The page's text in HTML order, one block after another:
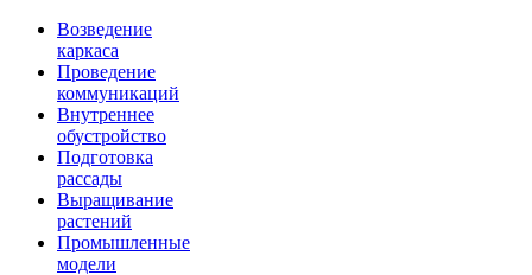
Возведение
каркаса
Проведение
коммуникаций
Внутреннее
обустройство
Подготовка
рассады
Выращивание
растений
Промышленные
модели